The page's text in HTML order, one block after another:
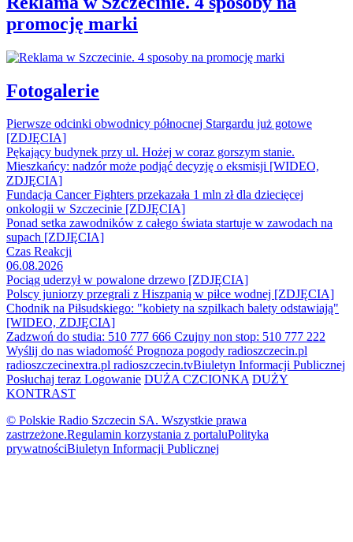
promocję marki
Fotogalerie
Pierwsze odcinki obwodnicy północnej Stargardu już gotowe
[ZDJĘCIA]
Pękający budynek przy ul. Hożej w coraz gorszym stanie.
Mieszkańcy: nadzór może podjąć decyzję o eksmisji [WIDEO,
ZDJĘCIA]
Fundacja Cancer Fighters przekazała 1 mln zł dla dziecięcej
onkologii w Szczecinie [ZDJĘCIA]
Ponad setka zawodników z całego świata startuje w zawodach na
supach [ZDJĘCIA]
Czas Reakcji
06.08.2026
Pociąg uderzył w powalone drzewo [ZDJĘCIA]
Polscy juniorzy przegrali z Hiszpanią w piłce wodnej [ZDJĘCIA]
Chodnik na Piłsudskiego: "kobiety na szpilkach balety odstawiają"
[WIDEO, ZDJĘCIA]
Zadzwoń do studia: 510 777 666 Czujny non stop: 510 777 222
Wyślij do nas wiadomość Prognoza pogody radioszczecin.pl
radioszczecinextra.pl radioszczecin.tvBiuletyn Informacji Publicznej
Posłuchaj teraz Logowanie DUŻA CZCIONKA DUŻY
KONTRAST
© Polskie Radio Szczecin SA. Wszystkie prawa
zastrzeżone.Regulamin korzystania z portaluPolityka
prywatnościBiuletyn Informacji Publicznej